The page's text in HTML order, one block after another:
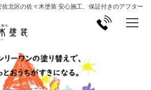
北区の佐々木塗装 安心施工、保証付きのアフター